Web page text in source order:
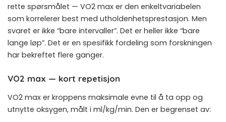
rette spørsmålet — VO2 max er den enkeltvariabelen
som korrelerer best med utholdenhetsprestasjon. Men
svaret er ikke “bare intervaller”. Det er heller ikke “bare
lange løp”. Det er en spesifikk fordeling som forskningen
har bekreftet flere ganger.
VO2 max — kort repetisjon
VO2 max er kroppens maksimale evne til å ta opp og
utnytte oksygen, målt i ml/kg/min. Den er begrenset av: